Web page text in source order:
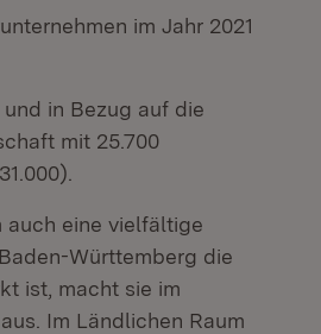
im Jahr 2021
in Bezug auf die
mit 25.700
auch eine vielfältige
Württemberg die
ist, macht sie im
Im Ländlichen Raum